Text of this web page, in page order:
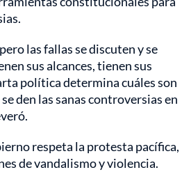
las fallas se discuten y se
sus alcances, tienen sus
política determina cuáles son
den las sanas controversias en
respeta la protesta pacífica,
de vandalismo y violencia.